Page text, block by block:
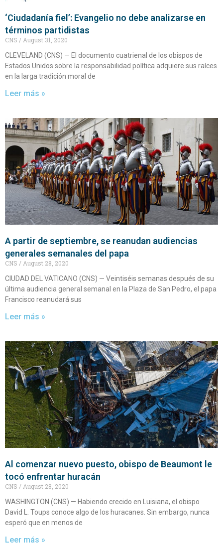
‘Ciudadanía fiel’: Evangelio no debe analizarse en
términos partidistas
CNS
August 31, 2020
CLEVELAND (CNS) — El documento cuatrienal de los obispos de
Estados Unidos sobre la responsabilidad política adquiere sus raíces
en la larga tradición moral de
Leer más »
A partir de septiembre, se reanudan audiencias
generales semanales del papa
CNS
August 28, 2020
CIUDAD DEL VATICANO (CNS) — Veintiséis semanas después de su
última audiencia general semanal en la Plaza de San Pedro, el papa
Francisco reanudará sus
Leer más »
Al comenzar nuevo puesto, obispo de Beaumont le
tocó enfrentar huracán
CNS
August 28, 2020
WASHINGTON (CNS) — Habiendo crecido en Luisiana, el obispo
David L. Toups conoce algo de los huracanes. Sin embargo, nunca
esperó que en menos de
Leer más »